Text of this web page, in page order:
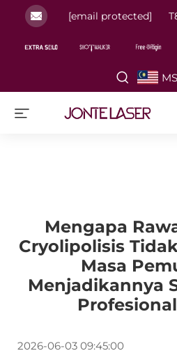
[email protected]
MS
Mengapa
Cryolipolisis
Masa
Menjadikannya
2026-06-03 09:45:00